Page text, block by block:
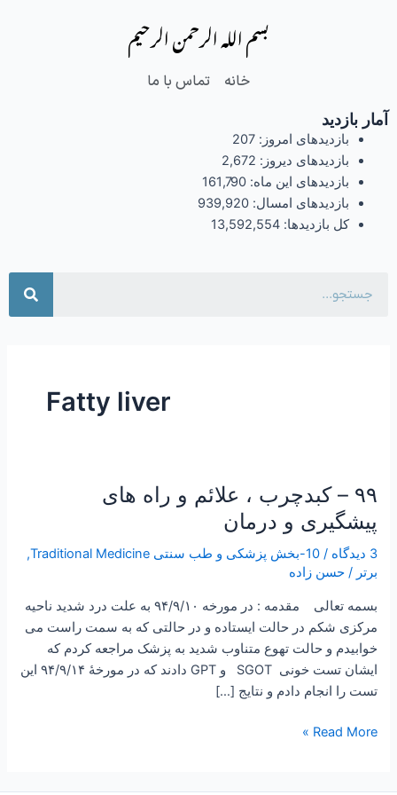
بسم الله الرحمن الرحیم
خانه تماس با ما
آمار بازدید
بازدیدهای امروز: 207
بازدیدهای دیروز: 2,672
بازدیدهای این ماه: 161,790
بازدیدهای امسال: 939,920
کل بازدیدها: 13,592,554
Fatty liver
۹۹ – کبدچرب ، علائم و راه های
پیشگیری و درمان
3 دیدگاه /10-بخش پزشکی و طب سنتی Traditional Medicine
,
برتر /حسن زاده
بسمه تعالی مقدمه : در مورخه ۹۴/۹/۱۰ به علت درد شدید ناحیه
مرکزی شکم در حالت ایستاده و در حالتی که به سمت راست می
خوابیدم و حالت تهوع متناوب شدید به پزشک مراجعه کردم که
ایشان تست خونی SGOT و GPT دادند که در مورخۀ ۹۴/۹/۱۴ این
تست را انجام دادم و نتایج […]
۹۹
کبدچرب
،
علائم
راه
های
پیشگیری
Read More »